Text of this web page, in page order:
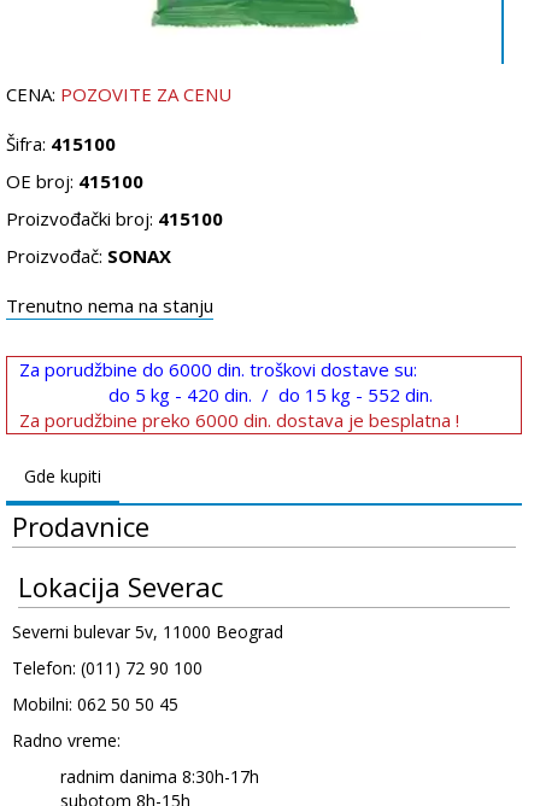
CENA: POZOVITE ZA CENU
Šifra: 415100
OE broj: 415100
Proizvođački broj: 415100
Proizvođač: SONAX
Trenutno nema na stanju
Za porudžbine do 6000 din. troškovi dostave su:
do 5 kg - 420 din. / do 15 kg - 552 din.
Za porudžbine preko 6000 din. dostava je besplatna !
Gde kupiti
Prodavnice
Lokacija Severac
Severni bulevar 5v, 11000 Beograd
Telefon: (011) 72 90 100
Mobilni: 062 50 50 45
Radno vreme:
radnim danima 8:30h-17h
subotom 8h-15h